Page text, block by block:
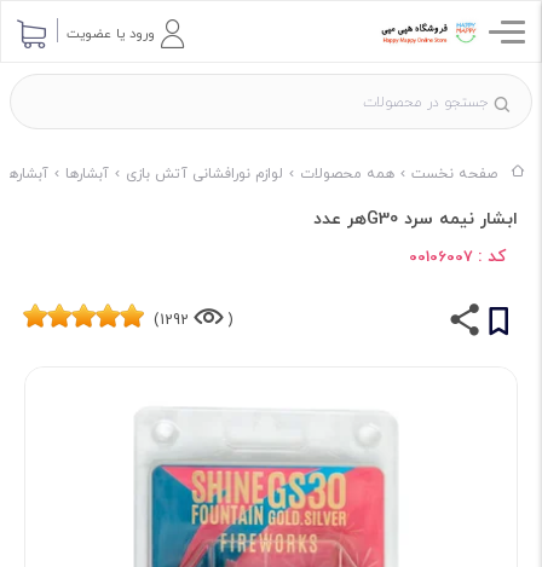
ورود یا عضویت
صفحه نخست همه محصولات لوازم نورافشانی آتش بازی آبشارها آبشارها
ابشار نیمه سرد G30هر عدد
کد : 00106007
(
1292)